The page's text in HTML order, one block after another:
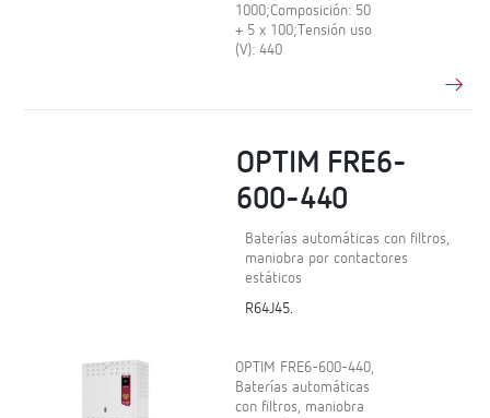
1000;Composición: 50
+ 5 x 100;Tensión uso
(V): 440
OPTIM FRE6-
600-440
Baterías automáticas con filtros,
maniobra por contactores
estáticos
R64J45.
OPTIM FRE6-600-440,
Baterías automáticas
con filtros, maniobra